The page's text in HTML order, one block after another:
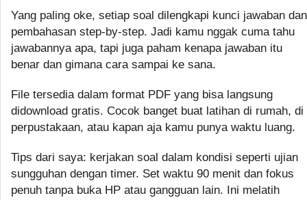
Yang paling oke, setiap soal dilengkapi kunci jawaban dan
pembahasan step-by-step. Jadi kamu nggak cuma tahu
jawabannya apa, tapi juga paham kenapa jawaban itu
benar dan gimana cara sampai ke sana.
File tersedia dalam format PDF yang bisa langsung
didownload gratis. Cocok banget buat latihan di rumah, di
perpustakaan, atau kapan aja kamu punya waktu luang.
Tips dari saya: kerjakan soal dalam kondisi seperti ujian
sungguhan dengan timer. Set waktu 90 menit dan fokus
penuh tanpa buka HP atau gangguan lain. Ini melatih